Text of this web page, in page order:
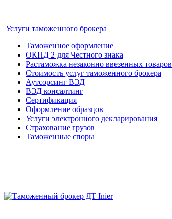
Услуги таможенного брокера
Таможенное оформление
ОКПД 2 для Честного знака
Растаможка незаконно ввезенных товаров
Стоимость услуг таможенного брокера
Аутсорсинг ВЭД
ВЭД консалтинг
Сертификация
Оформление образцов
Услуги электронного декларирования
Страхование грузов
Таможенные споры